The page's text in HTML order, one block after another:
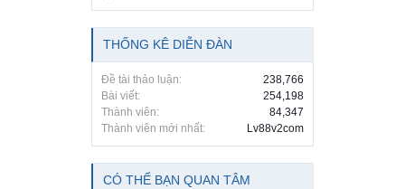
THỐNG KÊ DIỄN ĐÀN
Đề tài thảo luận:
238,766
Bài viết:
254,198
Thành viên:
84,347
Thành viên mới nhất:
Lv88v2com
CÓ THỂ BẠN QUAN TÂM